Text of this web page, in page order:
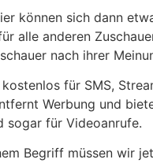
können sich dann
alle anderen
nach ihrer
für SMS,
Werbung und
sogar für Videoanrufe.
Begriff müssen wir